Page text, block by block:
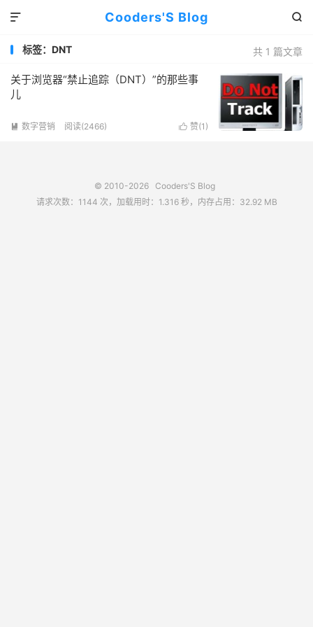
Cooders'S Blog 

共 1 篇文章
标签：DNT
关于浏览器“禁止追踪（DNT）”的那些事
儿
 赞(1 )
 数字营销 阅读(2466)
© 2010-2026 Cooders'S Blog
请求次数：1144 次，加载用时：1.316 秒，内存占用：32.92 MB